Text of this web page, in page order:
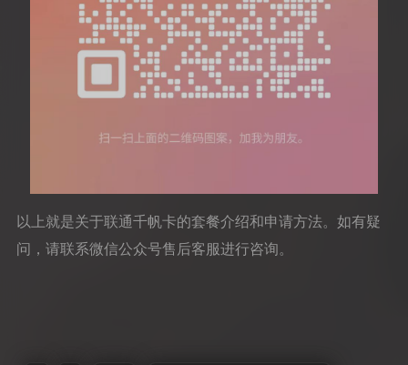
以上就是关于联通千帆卡的套餐介绍和申请方法。如有疑
问，请联系微信公众号售后客服进行咨询。